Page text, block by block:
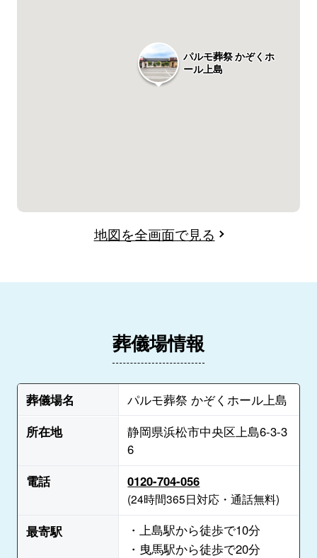
パルモ葬祭 かぞくホ
ール上島
地図を全画面で見る
葬儀場情報
葬儀場名
パルモ葬祭 かぞくホール上島
所在地
静岡県浜松市中央区上島6-3-3
6
電話
0120-704-056
(24時間365日対応・通話無料)
最寄駅
・上島駅から徒歩で10分
・曳馬駅から徒歩で20分